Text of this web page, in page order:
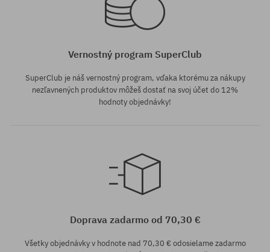
Vernostný program SuperClub
SuperClub je náš vernostný program, vďaka ktorému za nákupy
nezľavnených produktov môžeš dostať na svoj účet do 12%
hodnoty objednávky!
Doprava zadarmo od 70,30 €
Všetky objednávky v hodnote nad 70,30 € odosielame zadarmo